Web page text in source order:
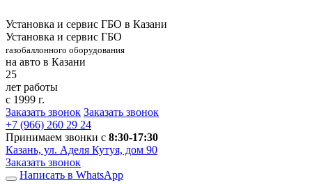
Установка и сервис ГБО в Казани
Установка и сервис ГБО
газобаллонного оборудования
на авто в Казани
25
лет работы
с 1999 г.
Заказать звонок Заказать звонок
+7 (966) 260 29 24
Принимаем звонки с 8:30-17:30
Казань, ул. Аделя Кутуя, дом 90
Заказать звонок
Написать в WhatsApp